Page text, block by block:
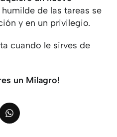
de las tareas se
y en un privilegio.
cuando le sirves de
un Milagro!